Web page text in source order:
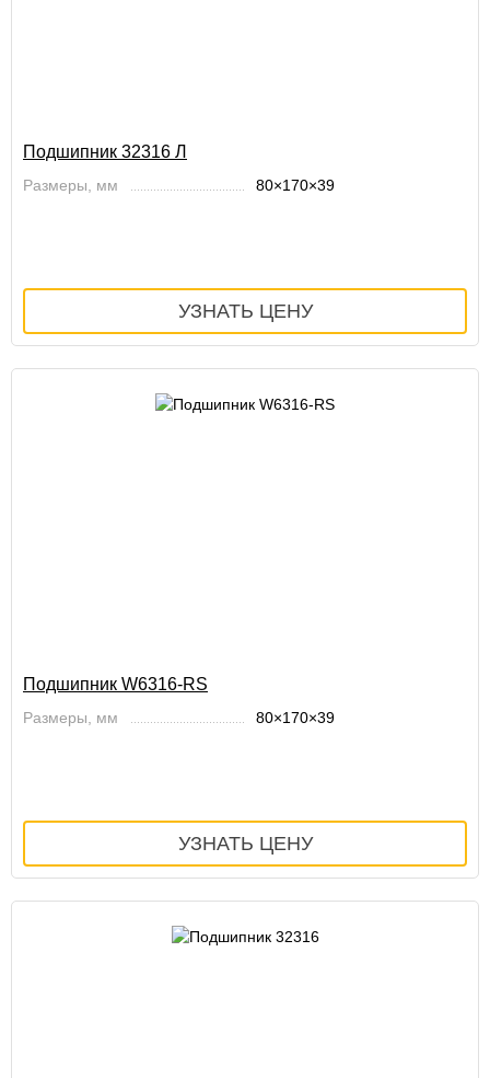
Подшипник 32316 Л
Размеры, мм 80×170×39
Подшипник W6316-RS
Размеры, мм 80×170×39